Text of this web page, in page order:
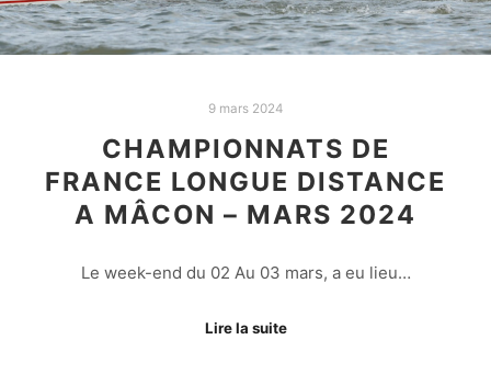
9 mars 2024
CHAMPIONNATS DE
FRANCE LONGUE DISTANCE
A MÂCON – MARS 2024
Le week-end du 02 Au 03 mars, a eu lieu…
Lire la suite